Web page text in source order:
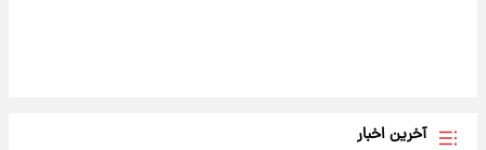
آخرین اخبار